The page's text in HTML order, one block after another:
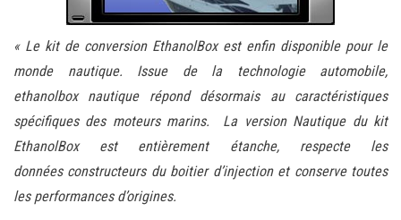
« Le kit de conversion EthanolBox est enfin disponible pour le
monde nautique. Issue de la technologie automobile,
ethanolbox nautique répond désormais au caractéristiques
spécifiques des moteurs marins. La version Nautique du kit
EthanolBox est entièrement étanche, respecte les
données constructeurs du boitier d’injection et conserve toutes
les performances d’origines.